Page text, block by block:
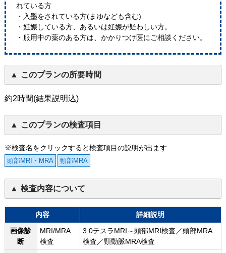
れている方
・入墨をされている方(まゆなども含む)
・妊娠している方、あるいは妊娠が疑わしい方。
・服用中の薬のある方は、かかりつけ医にご相談ください。
このプランの所要時間
約2時間(結果説明込)
このプランの検査項目
※検査名をクリックすると検査項目の説明が出ます
頭部MRI・MRA 頸部MRA
検査内容について
内容
詳細説明
画像診
断
MRI/MRA
検査
3.0テスラMRI～頭部MRI検査／頭部MRA
検査／頸動脈MRA検査